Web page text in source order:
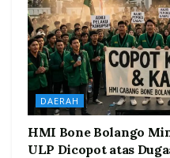
DAERAH
HMI Bone Bolango
ULP Dicopot atas